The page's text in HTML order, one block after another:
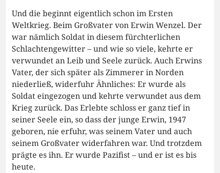
Und die beginnt eigentlich schon im Ersten
Weltkrieg. Beim Großvater von Erwin Wenzel. Der
war nämlich Soldat in diesem fürchterlichen
Schlachtengewitter – und wie so viele, kehrte er
verwundet an Leib und Seele zurück. Auch Erwins
Vater, der sich später als Zimmerer in Norden
niederließ, widerfuhr Ähnliches: Er wurde als
Soldat eingezogen und kehrte verwundet aus dem
Krieg zurück. Das Erlebte schloss er ganz tief in
seiner Seele ein, so dass der junge Erwin, 1947
geboren, nie erfuhr, was seinem Vater und auch
seinem Großvater widerfahren war. Und trotzdem
prägte es ihn. Er wurde Pazifist – und er ist es bis
heute.